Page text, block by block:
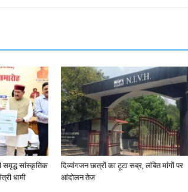
समृद्ध सांस्कृतिक
धामी
दिव्यांगजन छात्रों का टूटा सब्र, लंबित मांगों पर
आंदोलन तेज